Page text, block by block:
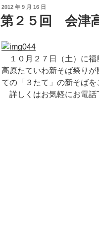
投
稿
日:
2012 年 9 月 16 日
第２５回 会津
１０月２７日（土）に福
高原たていわ新そば祭り
ての「３たて」の新そばを
詳しくはお気軽にお電話